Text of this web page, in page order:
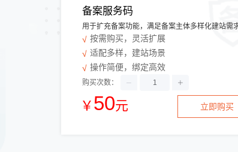
备案服务码
用于扩充备案功能，满足备案主体多样化建站需
按需购买，灵活扩展
适配多样，建站场景
操作简便，绑定高效
购买次数：
￥ 50元 立即购买